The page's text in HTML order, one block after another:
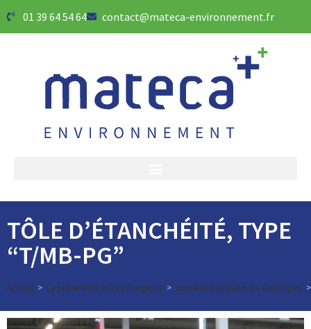
01 39 64 54 64 contact@mateca-environnement.fr
TÔLE D’ÉTANCHÉITÉ, TYPE
“T/MB-PG”
Accueil > La prévention en cas d'urgence > Barrières manuelles ou électriques >